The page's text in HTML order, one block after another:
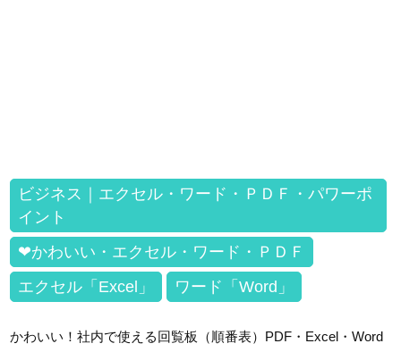
ビジネス｜エクセル・ワード・ＰＤＦ・パワーポ
イント
❤かわいい・エクセル・ワード・ＰＤＦ
エクセル「Excel」
ワード「Word」
かわいい！社内で使える回覧板（順番表）PDF・Excel・Word